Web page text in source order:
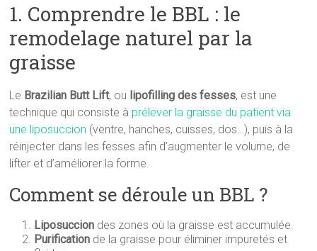
1. Comprendre le BBL : le
remodelage naturel par la
graisse
Le Brazilian Butt Lift, ou lipofilling des fesses, est une
technique qui consiste à prélever la graisse du patient via
une liposuccion (ventre, hanches, cuisses, dos…), puis à la
réinjecter dans les fesses afin d’augmenter le volume, de
lifter et d’améliorer la forme.
Comment se déroule un BBL ?
Liposuccion des zones où la graisse est accumulée.
Purification de la graisse pour éliminer impuretés et